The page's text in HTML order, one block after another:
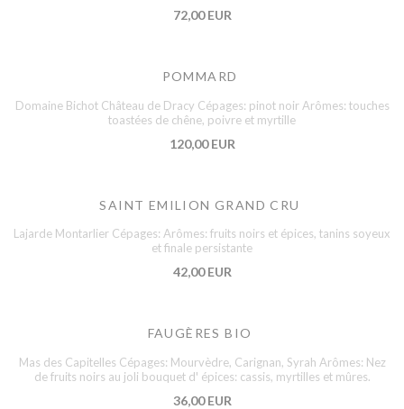
72,00 EUR
POMMARD
Domaine Bichot Château de Dracy Cépages: pinot noir Arômes: touches
toastées de chêne, poivre et myrtille
120,00 EUR
SAINT EMILION GRAND CRU
Lajarde Montarlier Cépages: Arômes: fruits noirs et épices, tanins soyeux
et finale persistante
42,00 EUR
FAUGÈRES BIO
Mas des Capitelles Cépages: Mourvèdre, Carignan, Syrah Arômes: Nez
de fruits noirs au joli bouquet d' épices: cassis, myrtilles et mûres.
36,00 EUR